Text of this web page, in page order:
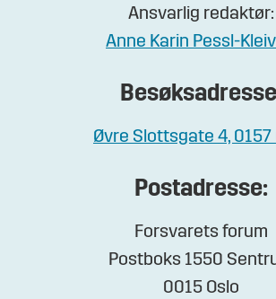
Ansvarlig redaktør:
Anne Karin Pessl-
Øvre Slottsgate 4, 0157
Postadresse:
Forsvarets forum
Postboks 1550
0015 Oslo